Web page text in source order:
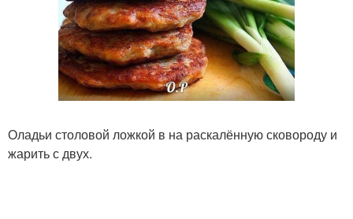
Оладьи столовой ложкой в на раскалённую сковороду и
жарить с двух.